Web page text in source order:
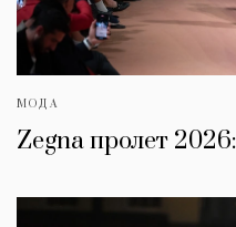
МОДА
Zegna пролет